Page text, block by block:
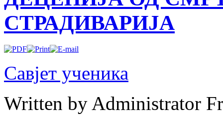
СТРАДИВАРИЈА
Савјет ученика
Written by Administrator